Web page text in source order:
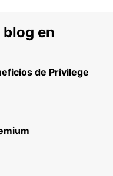
en
de Privilege